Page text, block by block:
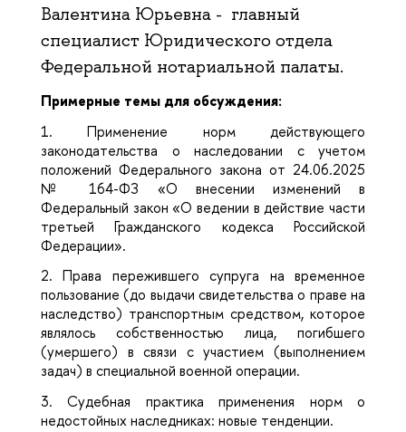
Валентина Юрьевна - главный
специалист Юридического отдела
Федеральной нотариальной палаты.
Примерные темы для обсуждения:
1. Применение норм действующего
законодательства о наследовании с учетом
положений Федерального закона от 24.06.2025
№ 164-ФЗ «О внесении изменений в
Федеральный закон «О ведении в действие части
третьей Гражданского кодекса Российской
Федерации».
2.Права пережившего супруга на временное
пользование (до выдачи свидетельства о праве на
наследство) транспортным средством, которое
являлось собственностью лица, погибшего
(умершего) в связи с участием (выполнением
задач) в специальной военной операции.
3.Судебная практика применения норм о
недостойных наследниках: новые тенденции.